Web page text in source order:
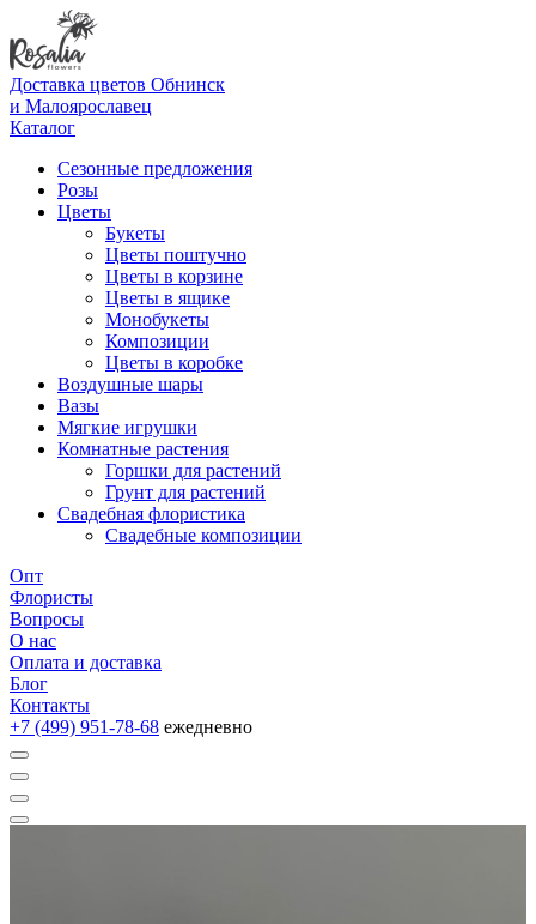
Доставка цветов Обнинск
и Малоярославец
Каталог
Сезонные предложения
Розы
Цветы
Букеты
Цветы поштучно
Цветы в корзине
Цветы в ящике
Монобукеты
Композиции
Цветы в коробке
Воздушные шары
Вазы
Мягкие игрушки
Комнатные растения
Горшки для растений
Грунт для растений
Свадебная флористика
Свадебные композиции
Опт
Флористы
Вопросы
О нас
Оплата и доставка
Блог
Контакты
+7 (499) 951-78-68 ежедневно